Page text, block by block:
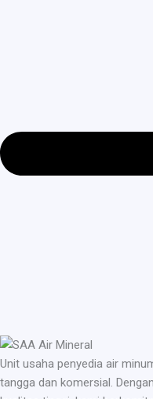
Unit usaha penyedia air
tangga dan komersial.